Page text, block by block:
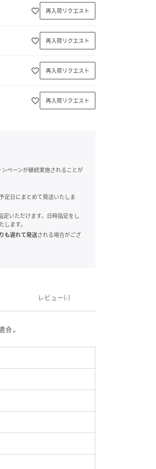
favorite_border 再入荷リクエスト
favorite_border 再入荷リクエスト
favorite_border 再入荷リクエスト
favorite_border 再入荷リクエスト
ペーンが継続実施されることが
定日にまとめて発送いたしま
いただけます。日時指定をし
ます。
も遅れて発送される場合がござ
レビュー(-)
。